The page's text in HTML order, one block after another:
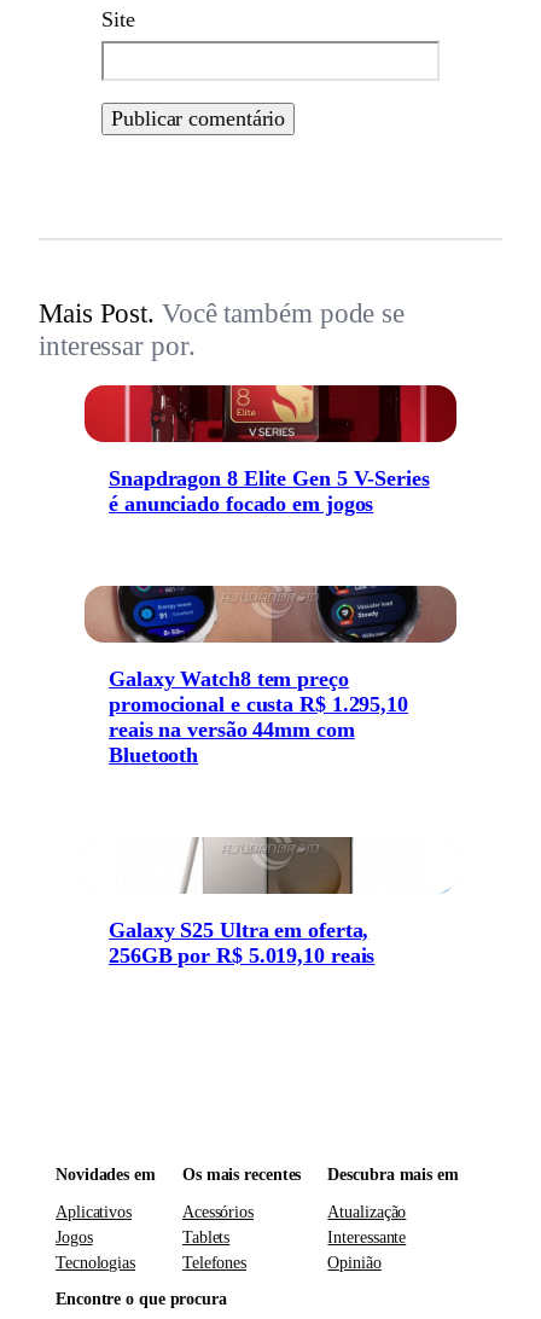
Site
Mais Post. Você também pode se
interessar por.
Snapdragon 8 Elite Gen 5 V-Series
é anunciado focado em jogos
Galaxy Watch8 tem preço
promocional e custa R$ 1.295,10
reais na versão 44mm com
Bluetooth
Galaxy S25 Ultra em oferta,
256GB por R$ 5.019,10 reais
Novidades em
Aplicativos
Jogos
Tecnologias
Os mais recentes
Acessórios
Tablets
Telefones
Descubra mais em
Atualização
Interessante
Opinião
Encontre o que procura